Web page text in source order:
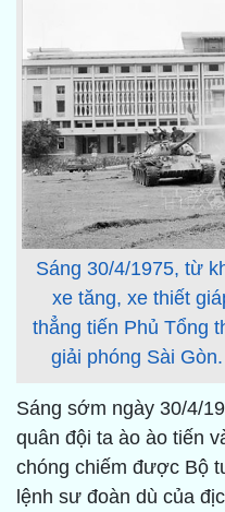
Sáng 30/4/1975, từ
xe tăng, xe thiết
thẳng tiến Phủ Tổng
giải phóng Sài
Sáng sớm ngày 30/4/
quân đội ta ào ào tiến
chóng chiếm được Bộ
lệnh sư đoàn dù của